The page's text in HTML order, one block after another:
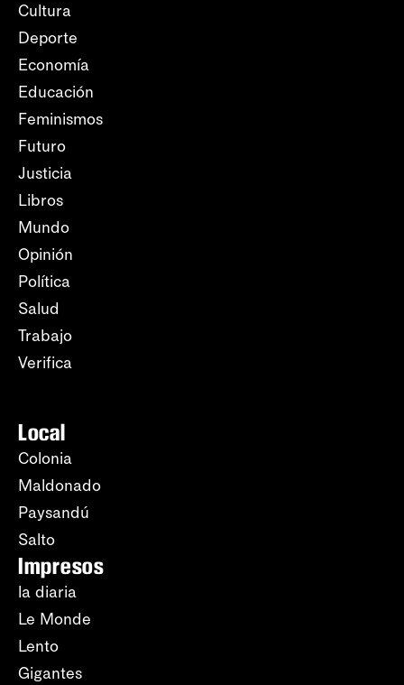
Cultura
Deporte
Economía
Educación
Feminismos
Futuro
Justicia
Libros
Mundo
Opinión
Política
Salud
Trabajo
Verifica
Local
Colonia
Maldonado
Paysandú
Salto
Impresos
la diaria
Le Monde
Lento
Gigantes